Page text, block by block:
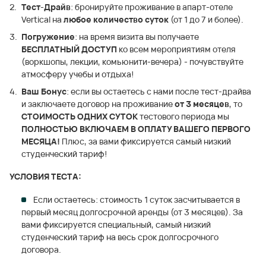
Тест-Драйв: бронируйте проживание в апарт-отеле
Vertical на любое количество суток (от 1 до 7 и более).
Погружение: на время визита вы получаете
БЕСПЛАТНЫЙ ДОСТУП ко всем мероприятиям отеля
(воркшопы, лекции, комьюнити-вечера) - почувствуйте
атмосферу учебы и отдыха!
Ваш Бонус: если вы остаетесь с нами после тест-драйва
и заключаете договор на проживаниеот 3 месяцев, то
СТОИМОСТЬ ОДНИХ СУТОКтестового периода мы
ПОЛНОСТЬЮ ВКЛЮЧАЕМ В ОПЛАТУ ВАШЕГО ПЕРВОГО
МЕСЯЦА! Плюс, за вами фиксируется самый низкий
студенческий тариф!
УСЛОВИЯ ТЕСТА:
Если остаетесь: стоимость 1 суток засчитывается в
первый месяц долгосрочной аренды (от 3 месяцев). За
вами фиксируется специальный, самый низкий
студенческий тариф на весь срок долгосрочного
договора.